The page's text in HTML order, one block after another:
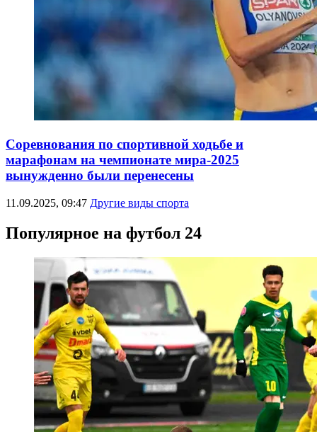
Соревнования по спортивной ходьбе и
марафонам на чемпионате мира-2025
вынужденно были перенесены
11.09.2025, 09:47 Другие виды спорта
Популярное на футбол 24